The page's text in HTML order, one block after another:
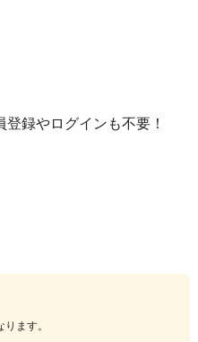
録やログインも不要！
ます。